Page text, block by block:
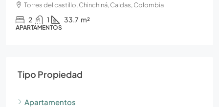
colegio san miguel chinchina
3 2 57.22 m²
APARTAMENTOS
Tipo Propiedad
Apartamentos